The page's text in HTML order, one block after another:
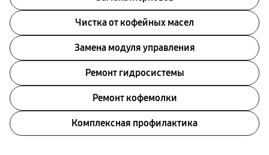
Чистка от кофейных масел
Замена модуля управления
Ремонт гидросистемы
Ремонт кофемолки
Комплексная профилактика